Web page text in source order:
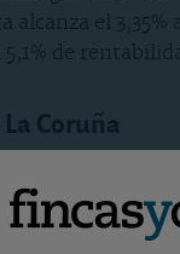
alcanza el
de
Coruña
hemos
y Someso-
un alquiler